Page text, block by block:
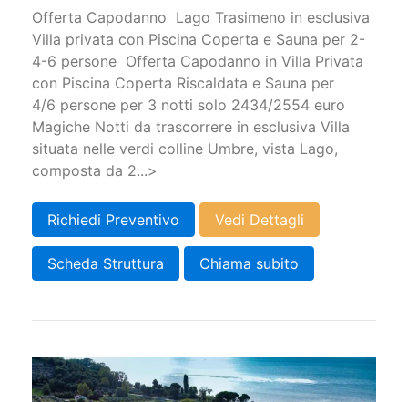
Offerta Capodanno Lago Trasimeno in esclusiva
Villa privata con Piscina Coperta e Sauna per 2-
4-6 persone​ Offerta Capodanno in Villa Privata
con Piscina Coperta Riscaldata e Sauna per
4/6 persone per 3 notti solo 2434/2554 euro
Magiche Notti da trascorrere in esclusiva Villa
situata nelle verdi colline Umbre, vista Lago,
composta da 2...>
Richiedi Preventivo Vedi Dettagli
Scheda Struttura Chiama subito